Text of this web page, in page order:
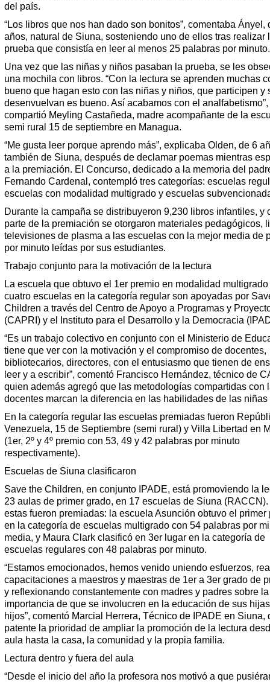
del país.
“Los libros que nos han dado son bonitos”, comentaba Ányel,
años, natural de Siuna, sosteniendo uno de ellos tras realizar
prueba que consistía en leer al menos 25 palabras por minuto.
Una vez que las niñas y niños pasaban la prueba, se les
una mochila con libros. “Con la lectura se aprenden muchas
bueno que hagan esto con las niñas y niños, que participen y
desenvuelvan es bueno. Así acabamos con el analfabetismo”,
compartió Meyling Castañeda, madre acompañante de la
semi rural 15 de septiembre en Managua.
“Me gusta leer porque aprendo más”, explicaba Olden, de 6
también de Siuna, después de declamar poemas mientras
a la premiación. El Concurso, dedicado a la memoria del
Fernando Cardenal, contempló tres categorías: escuelas
escuelas con modalidad multigrado y escuelas
Durante la campaña se distribuyeron 9,230 libros infantiles, y
parte de la premiación se otorgaron materiales pedagógicos,
televisiones de plasma a las escuelas con la mejor media de
por minuto leídas por sus estudiantes.
Trabajo conjunto para la motivación de la lectura
La escuela que obtuvo el 1er premio en modalidad
cuatro escuelas en la categoría regular son apoyadas por
Children a través del Centro de Apoyo a Programas y
(CAPRI) y el Instituto para el Desarrollo y la Democracia
“Es un trabajo colectivo en conjunto con el Ministerio de
tiene que ver con la motivación y el compromiso de docentes,
bibliotecarios, directores, con el entusiasmo que tienen de
leer y a escribir”, comentó Francisco Hernández, técnico de
quien además agregó que las metodologías compartidas con
docentes marcan la diferencia en las habilidades de las niñas
En la categoría regular las escuelas premiadas fueron
Venezuela, 15 de Septiembre (semi rural) y Villa Libertad en
(1er, 2º y 4º premio con 53, 49 y 42 palabras por minuto
respectivamente).
Escuelas de Siuna clasificaron
Save the Children, en conjunto IPADE, está promoviendo la
23 aulas de primer grado, en 17 escuelas de Siuna
estas fueron premiadas: la escuela Asunción obtuvo el primer
en la categoría de escuelas multigrado con 54 palabras por
media, y Maura Clark clasificó en 3er lugar en la categoría de
escuelas regulares con 48 palabras por minuto.
“Estamos emocionados, hemos venido uniendo esfuerzos,
capacitaciones a maestros y maestras de 1er a 3er grado de
y reflexionando constantemente con madres y padres sobre la
importancia de que se involucren en la educación de sus
hijos”, comentó Marcial Herrera, Técnico de IPADE en Siuna,
patente la prioridad de ampliar la promoción de la lectura
aula hasta la casa, la comunidad y la propia familia.
Lectura dentro y fuera del aula
“Desde el inicio del año la profesora nos motivó a que